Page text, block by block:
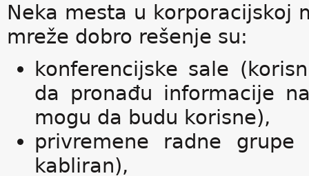
Neka mesta u korporacijskoj
mreže dobro rešenje su:
konferencijske sale
da pronađu informacije
mogu da budu korisne),
privremene radne
kabliran),